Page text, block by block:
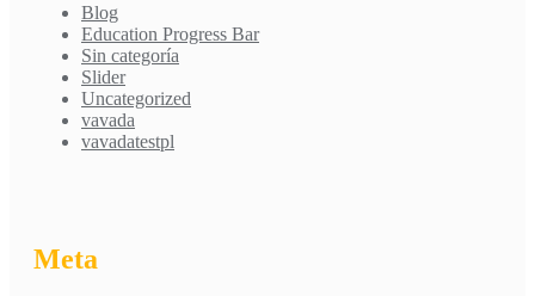
Blog
Education Progress Bar
Sin categoría
Slider
Uncategorized
vavada
vavadatestpl
Meta